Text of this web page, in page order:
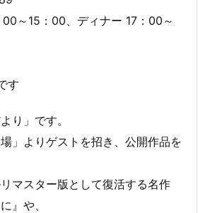
～15：00、ディナー 17：00～
す
り」です。
」よりゲストを招き、公開作品を
マスター版として復活する名作
』や、